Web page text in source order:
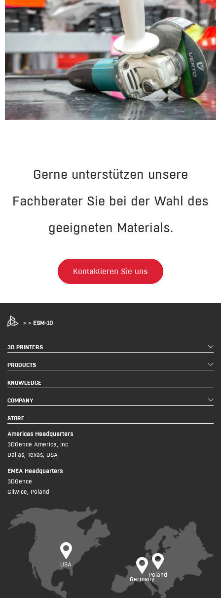
Gerne unterstützen unsere
Fachberater Sie bei der Wahl des
geeigneten Materials.
Kontaktieren Sie uns
> > ESM-10
3D PRINTERS
PRODUCTS
KNOWLEDGE
COMPANY
STORE
Americas Headquarters
3DGence America, Inc.
Dallas, Texas, USA
USA
EMEA Headquarters
3DGence
Gliwice, Poland
Poland
Germany